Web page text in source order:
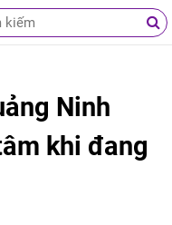
Ninh
khi đang